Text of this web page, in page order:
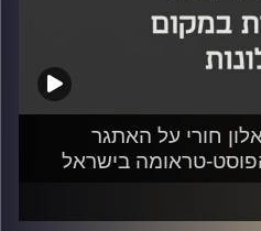
חורי על האתגר
טראומה בישראל